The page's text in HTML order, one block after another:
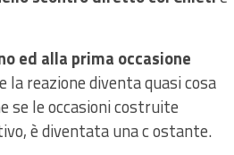
ed alla prima occasione
la reazione diventa quasi cosa
se le occasioni costruite
è diventata una c ostante.